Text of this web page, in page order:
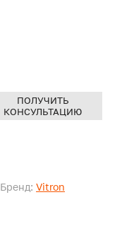
Бренд: Vitron
ПОЛУЧИТЬ
КОНСУЛЬТАЦИЮ